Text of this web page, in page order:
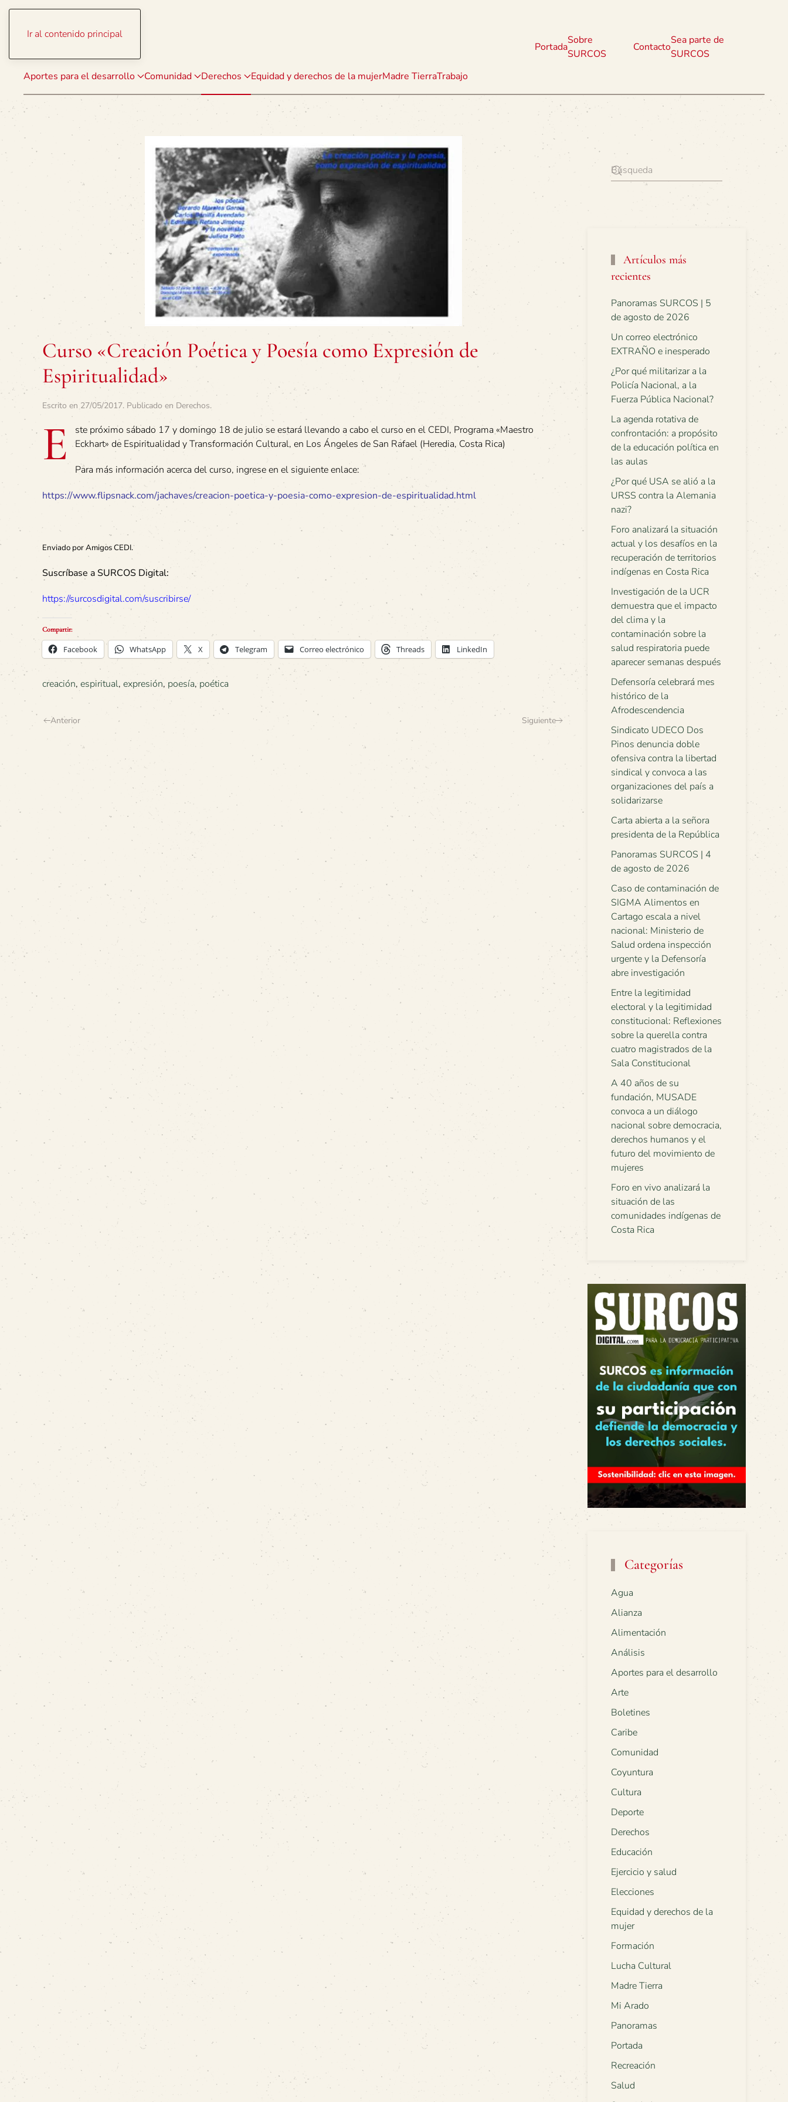
Ir al contenido principal
Aportes para el desarrollo Comunidad Derechos Equidad y derechos de la mujerMadre TierraTrabajo
Portada
Sobre
SURCOS
Contacto
Sea parte de
SURCOS
Curso «Creación Poética y Poesía como Expresión de
Espiritualidad»
Escrito en 27/05/2017. Publicado en Derechos.
E
ste próximo sábado 17 y domingo 18 de julio se estará llevando a cabo el curso en el CEDI, Programa «Maestro
Eckhart» de Espiritualidad y Transformación Cultural, en Los Ángeles de San Rafael (Heredia, Costa Rica)
Para más información acerca del curso, ingrese en el siguiente enlace:
https://www.flipsnack.com/jachaves/creacion-poetica-y-poesia-como-expresion-de-espiritualidad.html
Enviado por Amigos CEDI.
Suscríbase a SURCOS Digital:
https://surcosdigital.com/suscribirse/
Compartir:
Facebook WhatsApp X Telegram Correo electrónico Threads LinkedIn
creación, espiritual, expresión, poesía,poética
Anterior Siguiente
Artículos más
recientes
Panoramas SURCOS | 5
de agosto de 2026
Un correo electrónico
EXTRAÑO e inesperado
¿Por qué militarizar a la
Policía Nacional, a la
Fuerza Pública Nacional?
La agenda rotativa de
confrontación: a propósito
de la educación política en
las aulas
¿Por qué USA se alió a la
URSS contra la Alemania
nazi?
Foro analizará la situación
actual y los desafíos en la
recuperación de territorios
indígenas en Costa Rica
Investigación de la UCR
demuestra que el impacto
del clima y la
contaminación sobre la
salud respiratoria puede
aparecer semanas después
Defensoría celebrará mes
histórico de la
Afrodescendencia
Sindicato UDECO Dos
Pinos denuncia doble
ofensiva contra la libertad
sindical y convoca a las
organizaciones del país a
solidarizarse
Carta abierta a la señora
presidenta de la República
Panoramas SURCOS | 4
de agosto de 2026
Caso de contaminación de
SIGMA Alimentos en
Cartago escala a nivel
nacional: Ministerio de
Salud ordena inspección
urgente y la Defensoría
abre investigación
Entre la legitimidad
electoral y la legitimidad
constitucional: Reflexiones
sobre la querella contra
cuatro magistrados de la
Sala Constitucional
A 40 años de su
fundación, MUSADE
convoca a un diálogo
nacional sobre democracia,
derechos humanos y el
futuro del movimiento de
mujeres
Foro en vivo analizará la
situación de las
comunidades indígenas de
Costa Rica
Categorías
Agua
Alianza
Alimentación
Análisis
Aportes para el desarrollo
Arte
Boletines
Caribe
Comunidad
Coyuntura
Cultura
Deporte
Derechos
Educación
Ejercicio y salud
Elecciones
Equidad y derechos de la
mujer
Formación
Lucha Cultural
Madre Tierra
Mi Arado
Panoramas
Portada
Recreación
Salud